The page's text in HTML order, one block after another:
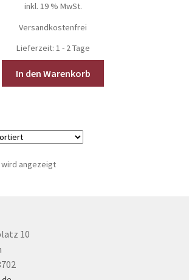
inkl. 19 % MwSt.
Versandkostenfrei
Lieferzeit: 1 - 2 Tage
In den Warenkorb
wird angezeigt
10